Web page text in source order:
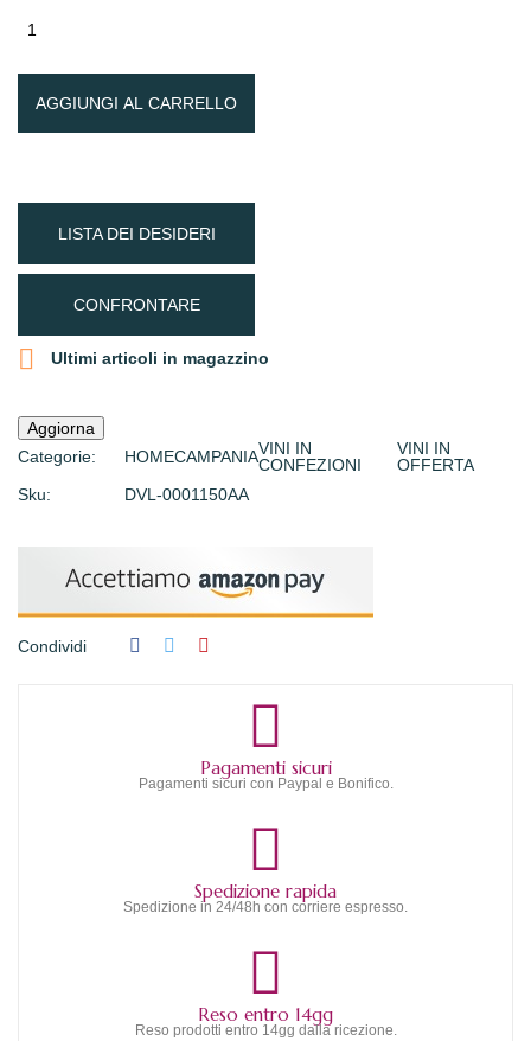
AGGIUNGI AL CARRELLO
LISTA DEI DESIDERI
CONFRONTARE
 Ultimi articoli in magazzino
Categorie: HOMECAMPANIAVINI IN
CONFEZIONI
VINI IN
OFFERTA
Sku:
DVL-0001150AA
Condividi
Pagamenti sicuri
Pagamenti sicuri con Paypal e Bonifico.
Spedizione rapida
Spedizione in 24/48h con corriere espresso.
Reso entro 14gg
Reso prodotti entro 14gg dalla ricezione.